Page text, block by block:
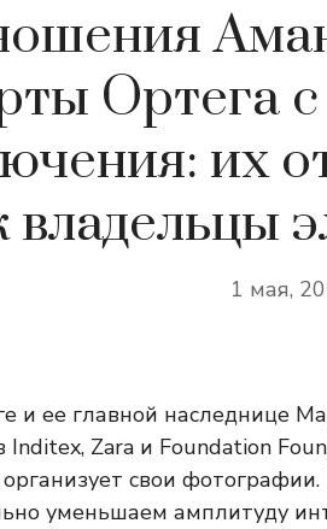
Ортега
их
владельцы
1 мая,
и ее главной наследнице
Inditex, Zara и Foundation
свои
уменьшаем амплитуду